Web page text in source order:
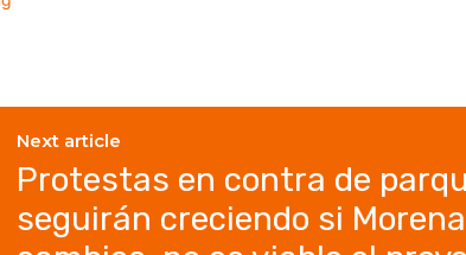
Next article
Protestas en contra de
seguirán creciendo si